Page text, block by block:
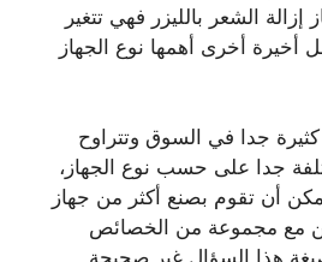
الشعر بالليزر فهي تتغير
أخرى أهمها نوع الجهاز
جدا في السوق وتتراوح
جدا على حسب نوع الجهاز،
أن تقوم بصنع أكثر من جهاز
مع مجموعة من الخصائص